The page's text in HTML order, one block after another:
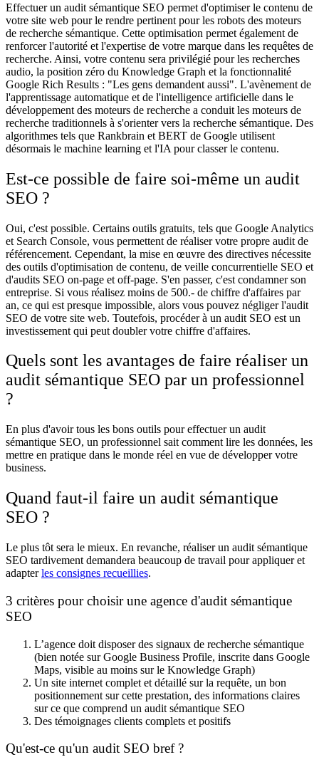
Effectuer un audit sémantique SEO permet d'optimiser le contenu de
votre site web pour le rendre pertinent pour les robots des moteurs
de recherche sémantique. Cette optimisation permet également de
renforcer l'autorité et l'expertise de votre marque dans les requêtes de
recherche. Ainsi, votre contenu sera privilégié pour les recherches
audio, la position zéro du Knowledge Graph et la fonctionnalité
Google Rich Results : "Les gens demandent aussi". L'avènement de
l'apprentissage automatique et de l'intelligence artificielle dans le
développement des moteurs de recherche a conduit les moteurs de
recherche traditionnels à s'orienter vers la recherche sémantique. Des
algorithmes tels que Rankbrain et BERT de Google utilisent
désormais le machine learning et l'IA pour classer le contenu.
Est-ce possible de faire soi-même un audit
SEO ?
Oui, c'est possible. Certains outils gratuits, tels que Google Analytics
et Search Console, vous permettent de réaliser votre propre audit de
référencement. Cependant, la mise en œuvre des directives nécessite
des outils d'optimisation de contenu, de veille concurrentielle SEO et
d'audits SEO on-page et off-page. S'en passer, c'est condamner son
entreprise. Si vous réalisez moins de 500.- de chiffre d'affaires par
an, ce qui est presque impossible, alors vous pouvez négliger l'audit
SEO de votre site web. Toutefois, procéder à un audit SEO est un
investissement qui peut doubler votre chiffre d'affaires.
Quels sont les avantages de faire réaliser un
audit sémantique SEO par un professionnel
?
En plus d'avoir tous les bons outils pour effectuer un audit
sémantique SEO, un professionnel sait comment lire les données, les
mettre en pratique dans le monde réel en vue de développer votre
business.
Quand faut-il faire un audit sémantique
SEO ?
Le plus tôt sera le mieux. En revanche, réaliser un audit sémantique
SEO tardivement demandera beaucoup de travail pour appliquer et
adapterles consignes recueillies.
3 critères pour choisir une agence d'audit sémantique
SEO
L’agence doit disposer des signaux de recherche sémantique
(bien notée sur Google Business Profile, inscrite dans Google
Maps, visible au moins sur le Knowledge Graph)
Un site internet complet et détaillé sur la requête, un bon
positionnement sur cette prestation, des informations claires
sur ce que comprend un audit sémantique SEO
Des témoignages clients complets et positifs
Qu'est-ce qu'un audit SEO bref ?